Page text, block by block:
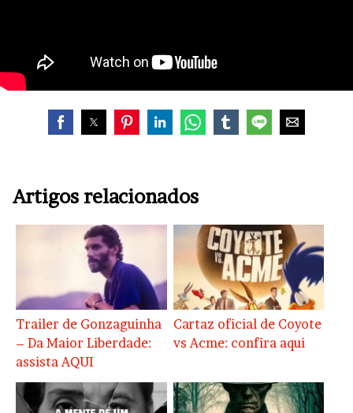
Artigos relacionados
Trailer de Gonzaguinha
– Da Maior Liberdade:
assista AQUI
Cartaz oficial de Coyote
vs Acme: confira aqui